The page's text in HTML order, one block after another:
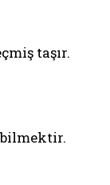
taşır.